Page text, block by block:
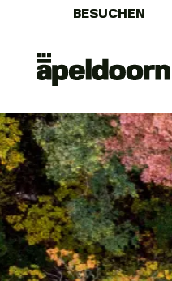
BESUCHEN
Uit
Apeldoorn